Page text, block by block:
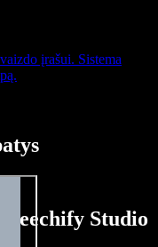
įrašui. Sistema
Studio